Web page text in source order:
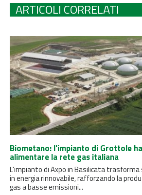
ARTICOLI CORRELATI
Biometano: l'impianto di Grottole
alimentare la rete gas italiana
L'impianto di Axpo in Basilicata
in energia rinnovabile, rafforzando la
gas a basse emissioni...